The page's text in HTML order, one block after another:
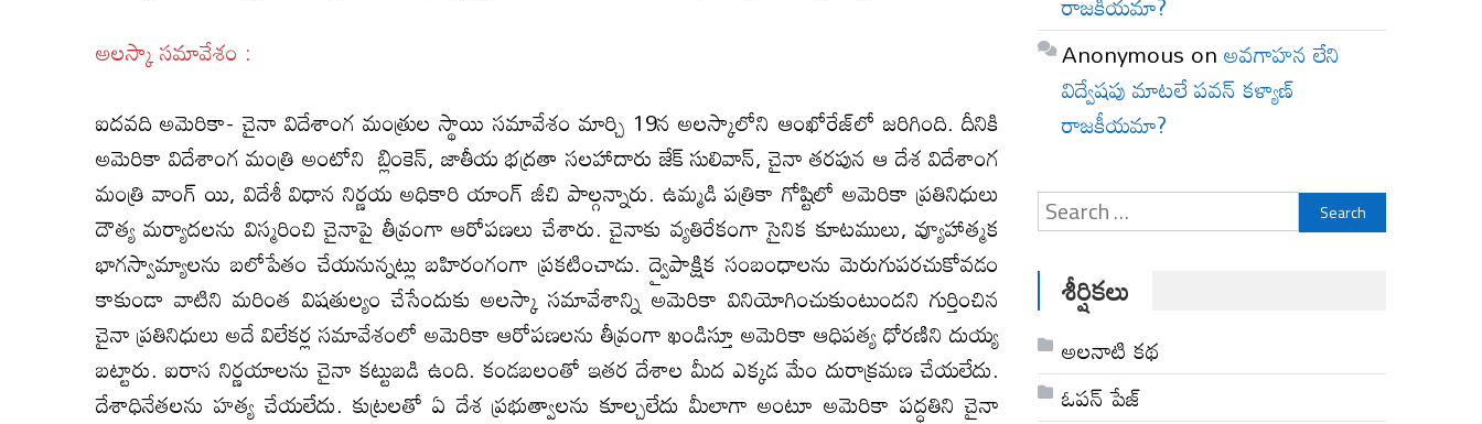
అలస్కా సమావేశం :
ఐదవది అమెరికా- చైనా విదేశాంగ మంత్రుల స్థాయి సమావేశం మార్చి 19న అలస్కాలోని ఆంఖోరేజ్‌లో జరిగింది. దీనికి
అమెరికా విదేశాంగ మంత్రి అంటోని బ్లింకెన్‌, జాతీయ భద్రతా సలహాదారు జేక్‌ సులివాన్‌, చైనా తరపున ఆ దేశ విదేశాంగ
మంత్రి వాంగ్‌ యి, విదేశీ విధాన నిర్ణయ అధికారి యాంగ్‌ జీచి పాల్గన్నారు. ఉమ్మడి పత్రికా గోష్టిలో అమెరికా ప్రతినిధులు
దౌత్య మర్యాదలను విస్మరించి చైనాపై తీవ్రంగా ఆరోపణలు చేశారు. చైనాకు వ్యతిరేకంగా సైనిక కూటములు, వ్యూహాత్మక
భాగస్వామ్యాలను బలోపేతం చేయనున్నట్లు బహిరంగంగా ప్రకటించాడు. ద్వైపాక్షిక సంబంధాలను మెరుగుపరచుకోవడం
కాకుండా వాటిని మరింత విషతుల్యం చేసేందుకు అలస్కా సమావేశాన్ని అమెరికా వినియోగించుకుంటుందని గుర్తించిన
చైనా ప్రతినిధులు అదే విలేకర్ల సమావేశంలో అమెరికా ఆరోపణలను తీవ్రంగా ఖండిస్తూ అమెరికా ఆధిపత్య ధోరణిని దుయ్య
బట్టారు. ఐరాస నిర్ణయాలను చైనా కట్టుబడి ఉంది. కండబలంతో ఇతర దేశాల మీద ఎక్కడ మేం దురాక్రమణ చేయలేదు.
దేశాధినేతలను హత్య చేయలేదు. కుట్రలతో ఏ దేశ ప్రభుత్వాలను కూల్చలేదు మీలాగా అంటూ అమెరికా పద్ధతిని చైనా
Anonymous onఅవగాహన లేని
విద్వేషపు మాటలే పవన్ కళ్యాణ్
రాజకీయమా?
Search
for:
శీర్షికలు
అల‌నాటి క‌థ‌
ఓపన్ పేజ్